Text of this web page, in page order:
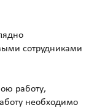
сотрудниками
работу,
необходимо